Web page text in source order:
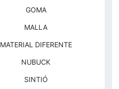
GOMA
MALLA
MATERIAL DIFERENTE
NUBUCK
SINTIÓ